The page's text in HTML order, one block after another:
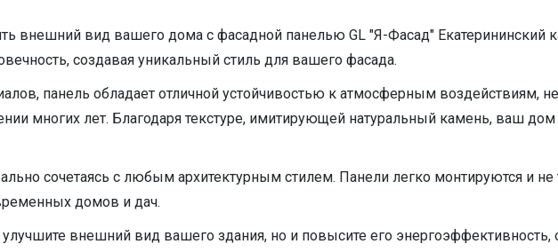
внешний вид вашего дома с фасадной панелью GL "Я-Фасад" Екатерининский
создавая уникальный стиль для вашего фасада.
панель обладает отличной устойчивостью к атмосферным воздействиям,
многих лет. Благодаря текстуре, имитирующей натуральный камень, ваш
сочетаясь с любым архитектурным стилем. Панели легко монтируются и
домов и дач.
внешний вид вашего здания, но и повысите его энергоэффективность,